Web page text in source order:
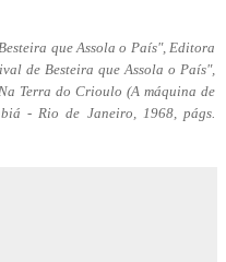
que Assola o País", Editora
de Besteira que Assola o País",
Terra do Crioulo (A máquina de
- Rio de Janeiro, 1968, págs.